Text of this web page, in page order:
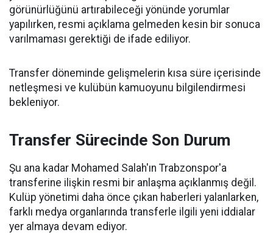
görünürlüğünü artırabileceği yönünde yorumlar
yapılırken, resmi açıklama gelmeden kesin bir sonuca
varılmaması gerektiği de ifade ediliyor.
Transfer döneminde gelişmelerin kısa süre içerisinde
netleşmesi ve kulübün kamuoyunu bilgilendirmesi
bekleniyor.
Transfer Sürecinde Son Durum
Şu ana kadar Mohamed Salah'ın Trabzonspor'a
transferine ilişkin resmi bir anlaşma açıklanmış değil.
Kulüp yönetimi daha önce çıkan haberleri yalanlarken,
farklı medya organlarında transferle ilgili yeni iddialar
yer almaya devam ediyor.